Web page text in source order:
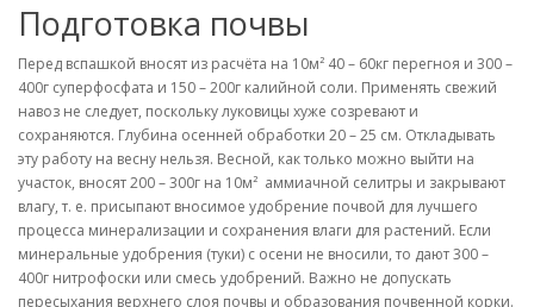
Подготовка почвы
Перед вспашкой вносят из расчёта на 10м² 40 – 60кг перегноя и 300 –
400г суперфосфата и 150 – 200г калийной соли. Применять свежий
навоз не следует, поскольку луковицы хуже созревают и
сохраняются. Глубина осенней обработки 20 – 25 см. Откладывать
эту работу на весну нельзя. Весной, как только можно выйти на
участок, вносят 200 – 300г на 10м² аммиачной селитры и закрывают
влагу, т. е. присыпают вносимое удобрение почвой для лучшего
процесса минерализации и сохранения влаги для растений. Если
минеральные удобрения (туки) с осени не вносили, то дают 300 –
400г нитрофоски или смесь удобрений. Важно не допускать
пересыхания верхнего слоя почвы и образования почвенной корки.